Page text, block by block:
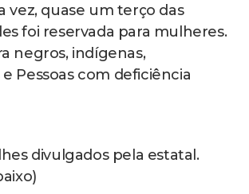
vez, quase um terço das
foi reservada para mulheres.
negros, indígenas,
Pessoas com deficiência
divulgados pela estatal.